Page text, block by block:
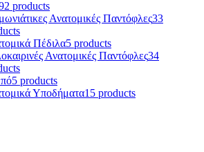
products
Ανατομικές Παντόφλες33
Πέδιλα5 products
Ανατομικές Παντόφλες34
5 products
Υποδήματα15 products